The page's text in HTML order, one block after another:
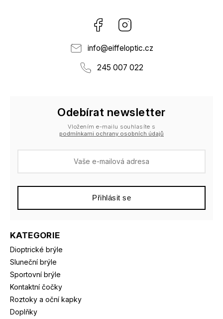
Facebook
info@eiffeloptic.cz
245 007 022
KATEGORIE
Dioptrické brýle
Sluneční brýle
Sportovní brýle
Kontaktní čočky
Roztoky a oční kapky
Doplňky
Odebírat newsletter
Vložením e-mailu souhlasíte s
podmínkami ochrany osobních údajů
Přihlásit se